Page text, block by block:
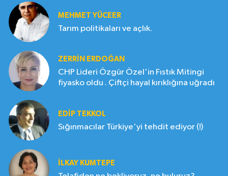
MEHMET YÜCEER
Tarım politikaları ve açlık.
ZERRIN ERDOĞAN
CHP Lideri Özgür Özel'in Fıstık Mitingi
fiyasko oldu . Çiftçi hayal kırıklığına uğradı
EDIP TEKKOL
Sığınmacılar Türkiye'yi tehdit ediyor (!)
İLKAY KUMTEPE